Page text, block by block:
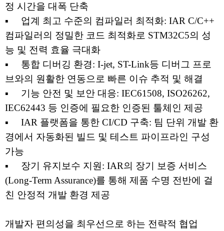
정 시간을 대폭 단축
▪ 업계 최고 수준의 컴파일러 최적화: IAR C/C++
컴파일러의 정밀한 코드 최적화로 STM32C5의 성
능 및 전력 효율 극대화
▪ 통합 디버깅 환경: I-jet, ST-Link등 디버그 프로
브와의 원활한 연동으로 빠른 이슈 추적 및 해결
▪ 기능 안전 및 보안 대응: IEC61508, ISO26262,
IEC62443 등 인증에 필요한 인증된 툴체인 제공
▪ IAR 플랫폼을 통한 CI/CD 구축: 팀 단위 개발 환
경에서 자동화된 빌드 및 테스트 파이프라인 구성
가능
▪ 장기 유지보수 지원: IAR의 장기 보증 서비스
(Long-Term Assurance)를 통해 제품 수명 전반에 걸
친 안정적 개발 환경 제공
개발자 편의성을 최우선으로 하는 전략적 협업